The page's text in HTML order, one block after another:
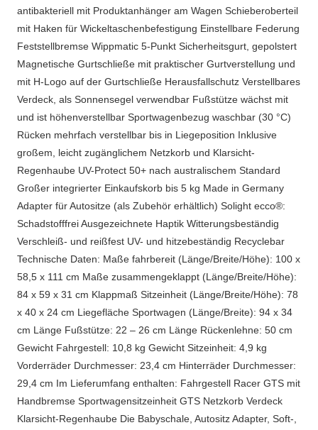
antibakteriell mit Produktanhänger am Wagen Schieberoberteil
mit Haken für Wickeltaschenbefestigung Einstellbare Federung
Feststellbremse Wippmatic 5-Punkt Sicherheitsgurt, gepolstert
Magnetische Gurtschließe mit praktischer Gurtverstellung und
mit H-Logo auf der Gurtschließe Herausfallschutz Verstellbares
Verdeck, als Sonnensegel verwendbar Fußstütze wächst mit
und ist höhenverstellbar Sportwagenbezug waschbar (30 °C)
Rücken mehrfach verstellbar bis in Liegeposition Inklusive
großem, leicht zugänglichem Netzkorb und Klarsicht-
Regenhaube UV-Protect 50+ nach australischem Standard
Großer integrierter Einkaufskorb bis 5 kg Made in Germany
Adapter für Autositze (als Zubehör erhältlich) Solight ecco®:
Schadstofffrei Ausgezeichnete Haptik Witterungsbeständig
Verschleiß- und reißfest UV- und hitzebeständig Recyclebar
Technische Daten: Maße fahrbereit (Länge/Breite/Höhe): 100 x
58,5 x 111 cm Maße zusammengeklappt (Länge/Breite/Höhe):
84 x 59 x 31 cm Klappmaß Sitzeinheit (Länge/Breite/Höhe): 78
x 40 x 24 cm Liegefläche Sportwagen (Länge/Breite): 94 x 34
cm Länge Fußstütze: 22 – 26 cm Länge Rückenlehne: 50 cm
Gewicht Fahrgestell: 10,8 kg Gewicht Sitzeinheit: 4,9 kg
Vorderräder Durchmesser: 23,4 cm Hinterräder Durchmesser:
29,4 cm Im Lieferumfang enthalten: Fahrgestell Racer GTS mit
Handbremse Sportwagensitzeinheit GTS Netzkorb Verdeck
Klarsicht-Regenhaube Die Babyschale, Autositz Adapter, Soft-,